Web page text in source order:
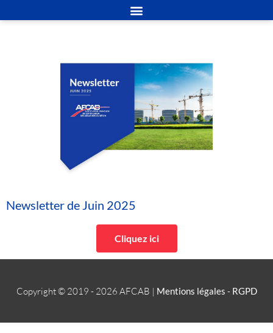
Newsletter de Juin 2025
Cliquez ici
Copyright © 2019 - 2026 AFCAB | Mentions légales - RGPD